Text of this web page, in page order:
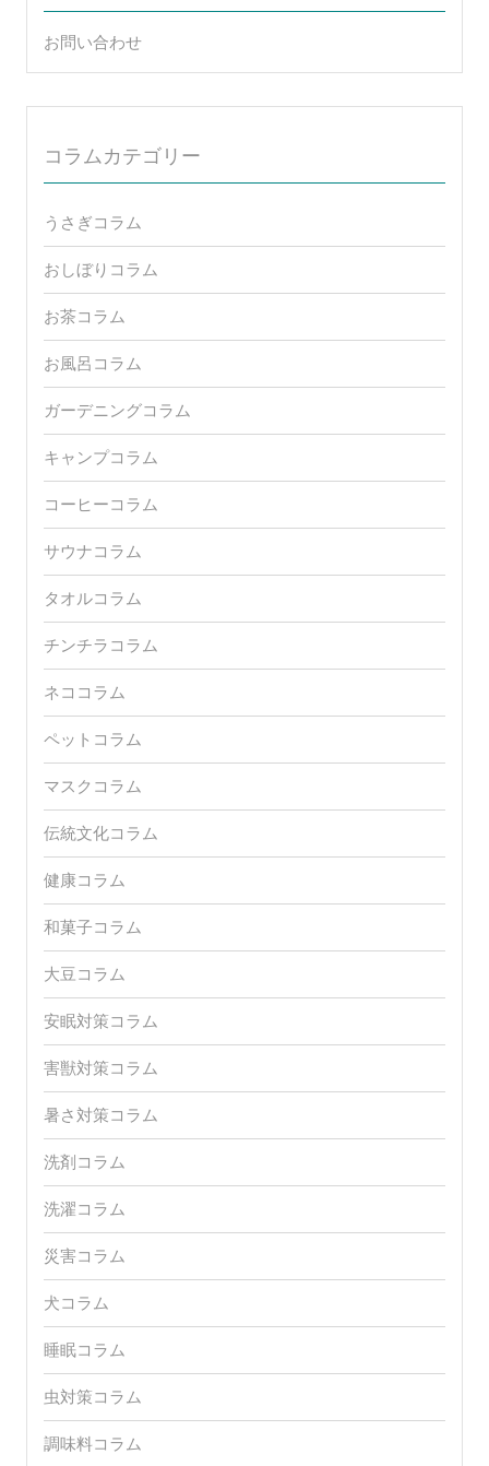
お問い合わせ
コラムカテゴリー
うさぎコラム
おしぼりコラム
お茶コラム
お風呂コラム
ガーデニングコラム
キャンプコラム
コーヒーコラム
サウナコラム
タオルコラム
チンチラコラム
ネココラム
ペットコラム
マスクコラム
伝統文化コラム
健康コラム
和菓子コラム
大豆コラム
安眠対策コラム
害獣対策コラム
暑さ対策コラム
洗剤コラム
洗濯コラム
災害コラム
犬コラム
睡眠コラム
虫対策コラム
調味料コラム